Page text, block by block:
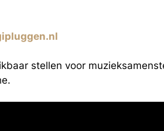
stellen voor